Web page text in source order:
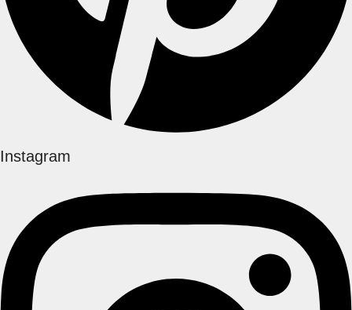
Instagram